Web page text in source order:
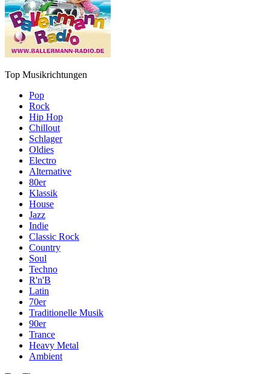
Top Musikrichtungen
Pop
Rock
Hip Hop
Chillout
Schlager
Oldies
Electro
Alternative
80er
Klassik
House
Jazz
Indie
Classic Rock
Country
Soul
Techno
R'n'B
Latin
70er
Traditionelle Musik
90er
Trance
Heavy Metal
Ambient